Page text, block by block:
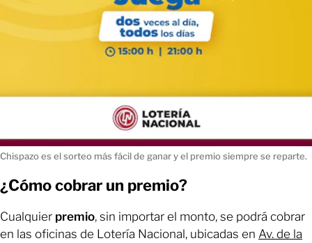
Chispazo es el sorteo más fácil de ganar y el premio siempre se reparte.
¿Cómo cobrar un premio?
Cualquier premio, sin importar el monto, se podrá cobrar
en las oficinas de Lotería Nacional, ubicadas en Av. de la